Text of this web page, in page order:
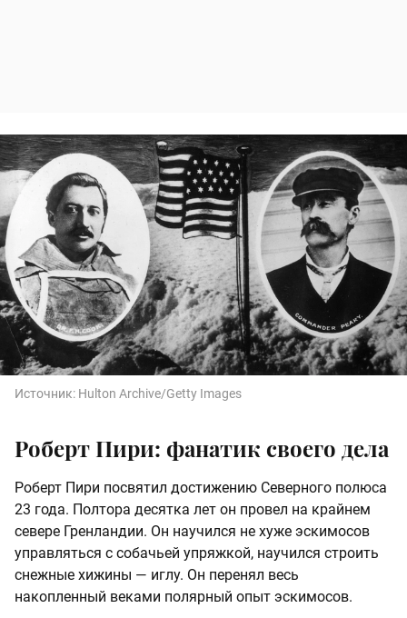
Источник: Hulton Archive/Getty Images
Роберт Пири: фанатик своего дела
Роберт Пири посвятил достижению Северного полюса
23 года. Полтора десятка лет он провел на крайнем
севере Гренландии. Он научился не хуже эскимосов
управляться с собачьей упряжкой, научился строить
снежные хижины — иглу. Он перенял весь
накопленный веками полярный опыт эскимосов.